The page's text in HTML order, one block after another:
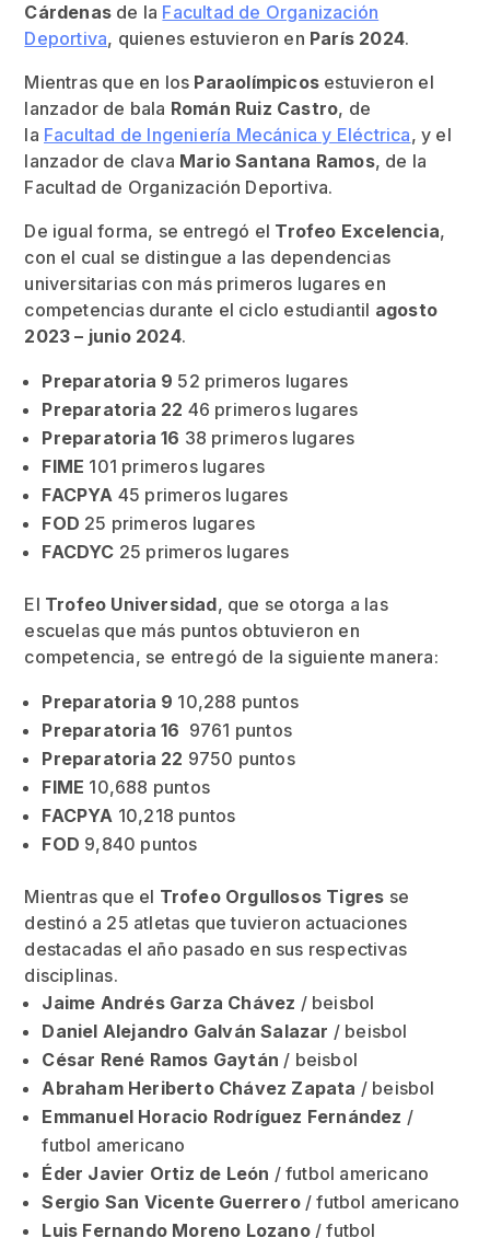
Cárdenas de la Facultad de Organización
Deportiva, quienes estuvieron en París 2024.
Mientras que en los Paraolímpicos estuvieron el
lanzador de bala Román Ruiz Castro, de
la Facultad de Ingeniería Mecánica y Eléctrica, y el
lanzador de clava Mario Santana Ramos, de la
Facultad de Organización Deportiva.
De igual forma, se entregó el Trofeo Excelencia,
con el cual se distingue a las dependencias
universitarias con más primeros lugares en
competencias durante el ciclo estudiantil agosto
2023 – junio 2024.
Preparatoria 9 52 primeros lugares
Preparatoria 22 46 primeros lugares
Preparatoria 16 38 primeros lugares
FIME 101 primeros lugares
FACPYA 45 primeros lugares
FOD 25 primeros lugares
FACDYC 25 primeros lugares
El Trofeo Universidad, que se otorga a las
escuelas que más puntos obtuvieron en
competencia, se entregó de la siguiente manera:
Preparatoria 9 10,288 puntos
Preparatoria 16 9761 puntos
Preparatoria 22 9750 puntos
FIME 10,688 puntos
FACPYA 10,218 puntos
FOD 9,840 puntos
Mientras que el Trofeo Orgullosos Tigres se
destinó a 25 atletas que tuvieron actuaciones
destacadas el año pasado en sus respectivas
disciplinas.
Jaime Andrés Garza Chávez / beisbol
Daniel Alejandro Galván Salazar / beisbol
César René Ramos Gaytán / beisbol
Abraham Heriberto Chávez Zapata / beisbol
Emmanuel Horacio Rodríguez Fernández /
futbol americano
Éder Javier Ortiz de León / futbol americano
Sergio San Vicente Guerrero/ futbol americano
Luis Fernando Moreno Lozano/ futbol